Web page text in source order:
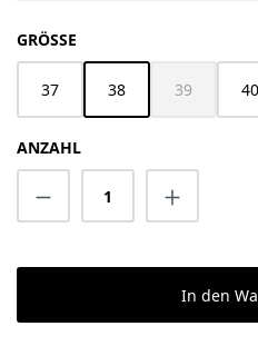
GRÖSSE
37 38 39
(Diese
40
ANZAHL
Produkt Anzahl:
In den